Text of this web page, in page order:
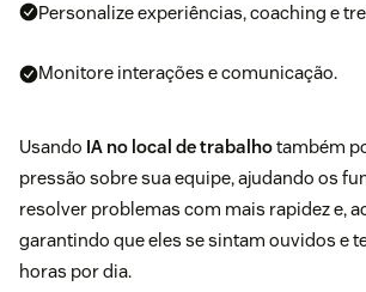
Personalize experiências, coaching e
Monitore interações e comunicação.
Usando IA no local de trabalhotambém
pressão sobre sua equipe, ajudando os
resolver problemas com mais rapidez e,
garantindo que eles se sintam ouvidos e
horas por dia.